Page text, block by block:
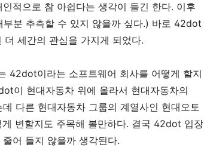
적으로 참 아쉽다는 생각이 들긴 한다. 이후
분 추측할 수 있지 않을까 싶다.) 바로 42dot
더 세간의 관심을 가지게 되었다.
42dot이라는 소프트웨어 회사를 어떻게 할지
이 현대자동차 위에 올라서 현대자동차의
다른 현대자동차 그룹의 계열사인 현대오토
변할지도 주목해 볼만하다. 결국 42dot 입장
어 들지 않을까 생각된다.